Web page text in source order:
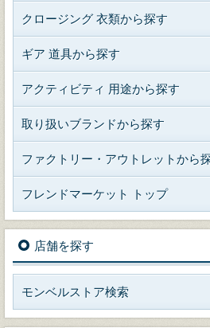
クロージング 衣類から探す
ギア 道具から探す
アクティビティ 用途から探す
取り扱いブランドから探す
ファクトリー・アウトレットから
フレンドマーケット トップ
店舗を探す
モンベルストア検索